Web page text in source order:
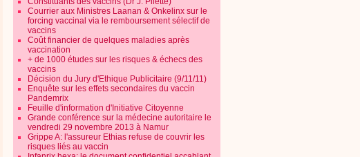
Courrier aux Ministres Laanan & Onkelinx sur le
forcing vaccinal via le remboursement sélectif de
vaccins
Coût financier de quelques maladies après
vaccination
+ de 1000 études sur les risques & échecs des
vaccins
Décision du Jury d'Ethique Publicitaire (9/11/11)
Enquête sur les effets secondaires du vaccin
Pandemrix
Feuille d'information d'Initiative Citoyenne
Grande conférence sur la médecine autoritaire le
vendredi 29 novembre 2013 à Namur
Grippe A: l'assureur Ethias refuse de couvrir les
risques liés au vaccin